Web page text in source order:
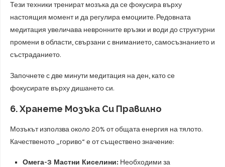
Тези техники тренират мозъка да се фокусира върху
настоящия момент и да регулира емоциите. Редовната
медитация увеличава невронните връзки и води до структурни
промени в области, свързани с вниманието, самосъзнанието и
състраданието.
Започнете с две минути медитация на ден, като се
фокусирате върху дишането си.
6. Хранете Мозъка Си Правилно
Мозъкът използва около 20% от общата енергия на тялото.
Качественото „гориво“ е от съществено значение:
Омега-3 Мастни Киселини: Необходими за